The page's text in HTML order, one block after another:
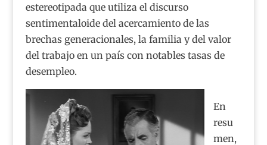
estereotipada que utiliza el discurso
sentimentaloide del acercamiento de las
brechas generacionales, la familia y del valor
del trabajo en un país con notables tasas de
desempleo.
En
resu
men,